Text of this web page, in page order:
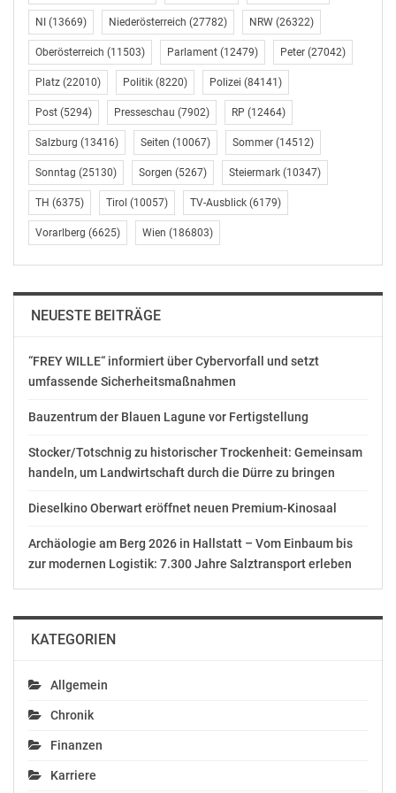
stoppen. Die Genossen müssten sich endlich der
Tatsache stellen, dass sie eine gar nicht so kleine
Mitschuld an brandgefährlichen Entwicklungen zu
verantworten hätten. „Einsicht ist der erste Schritt zur
Besserung“, so Mahdalik.
Die FPÖ jedenfalls werde diesen radikal-muslimischen
Strömungen mit Entschlossenheit und Einigkeit
entgegentreten, damit unsere Kinder vor solch
gefährlichen Einflüssen geschützt werden.
Pressereferent
0664 1535826
www.fpoe-wien.at
AUSSCHLIESSLICHER INHALTLICHER VERANTWORTUNG
© Copyright APA-OTS Originaltext-Service GmbH und
der jeweilige Aussender
Ähnliche Beiträge
FP-Mahdalik ad Milli-
radikalmuslimische
NI (13669) Niederösterreich (27782) NRW (26322)
Oberösterreich (11503) Parlament (12479) Peter (27042)
Platz (22010) Politik (8220) Polizei (84141)
Post (5294) Presseschau (7902) RP (12464)
Salzburg (13416) Seiten (10067) Sommer (14512)
Sonntag (25130) Sorgen (5267) Steiermark (10347)
TH (6375) Tirol (10057) TV-Ausblick (6179)
Vorarlberg (6625) Wien (186803)
NEUESTE BEITRÄGE
“FREY WILLE“ informiert über Cybervorfall und setzt
umfassende Sicherheitsmaßnahmen
Bauzentrum der Blauen Lagune vor Fertigstellung
Stocker/Totschnig zu historischer Trockenheit: Gemeinsam
handeln, um Landwirtschaft durch die Dürre zu bringen
Dieselkino Oberwart eröffnet neuen Premium-Kinosaal
Archäologie am Berg 2026 in Hallstatt – Vom Einbaum bis
zur modernen Logistik: 7.300 Jahre Salztransport erleben
KATEGORIEN
Allgemein
Chronik
Finanzen
Karriere